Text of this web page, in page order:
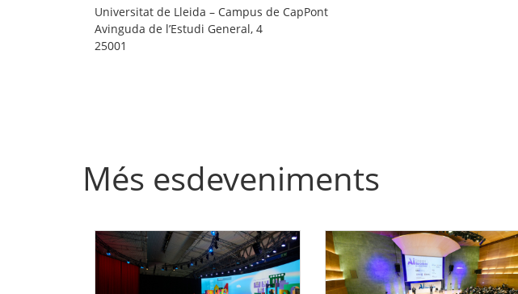
Universitat de Lleida – Campus de CapPont
Avinguda de l’Estudi General, 4
25001
Més esdeveniments